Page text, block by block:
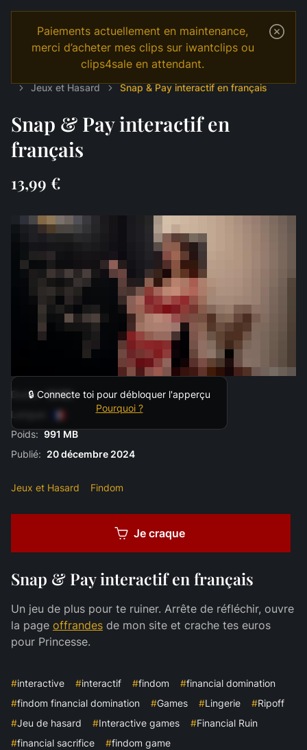
Paiements actuellement en maintenance,
merci d’acheter mes clips sur iwantclips ou
clips4sale en attendant.
Jeux et Hasard
Snap & Pay interactif en français
Snap & Pay interactif en
français
13,99 €
🔒 Connecte toi pour débloquer l'apperçu
Pourquoi ?
Durée: 12:50
Langue:
Poids: 991 MB
Publié: 20 décembre 2024
Jeux et Hasard Findom
Je craque
Snap & Pay interactif en français
Un jeu de plus pour te ruiner. Arrête de réfléchir, ouvre
la page offrandes de mon site et crache tes euros
pour Princesse.
#interactive #interactif #findom #financial domination
#findom financial domination #Games #Lingerie #Ripoff
#Jeu de hasard #Interactive games #Financial Ruin
#financial sacrifice #findom game